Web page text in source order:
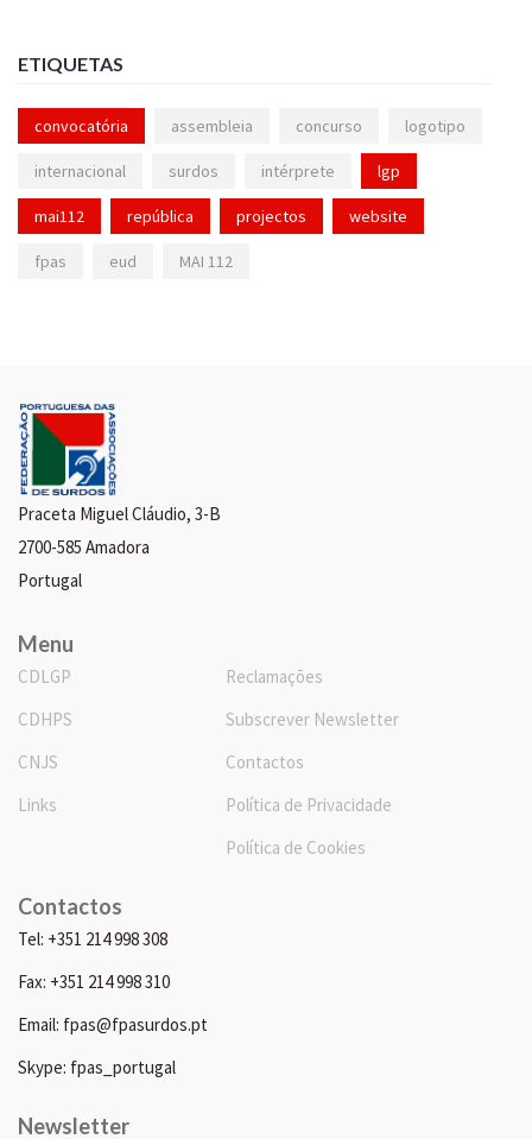
ETIQUETAS
convocatória assembleia concurso logotipo
internacional surdos intérprete lgp
mai112 república projectos website
fpas eud MAI 112
Praceta Miguel Cláudio, 3-B
2700-585 Amadora
Portugal
Menu
CDLGP
CDHPS
CNJS
Links
Reclamações
Subscrever Newsletter
Contactos
Política de Privacidade
Política de Cookies
Contactos
Tel: +351 214 998 308
Fax: +351 214 998 310
Email: fpas@fpasurdos.pt
Skype: fpas_portugal
Newsletter